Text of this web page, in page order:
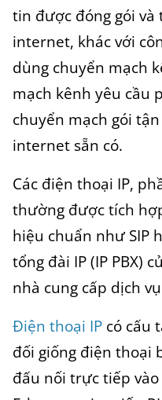
tin được đóng gói
internet, khác với
dùng chuyển mạch
mạch kênh yêu cầu
chuyển mạch gói
internet sẵn có.
Các điện thoại IP,
thường được tích
hiệu chuẩn như SIP
tổng đài IP (IP PBX)
nhà cung cấp dịch
Điện thoại IP có cấu
đối giống điện thoại
đấu nối trực tiếp